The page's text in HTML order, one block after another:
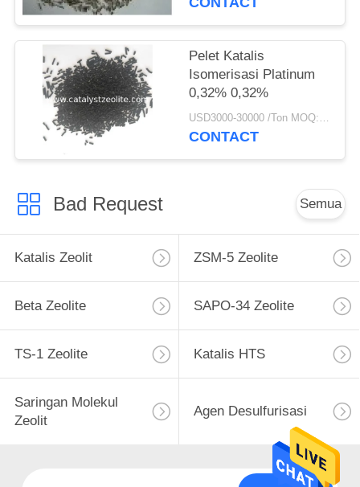
Pelet Katalis
Isomerisasi Platinum
0,32% 0,32%
USD3000-30000 /Ton MOQ:1 KG
CONTACT
Bad Request Semua
Katalis Zeolit ZSM-5 Zeolite
Beta Zeolite SAPO-34 Zeolite
TS-1 Zeolite Katalis HTS
Saringan Molekul
Zeolit
Agen Desulfurisasi